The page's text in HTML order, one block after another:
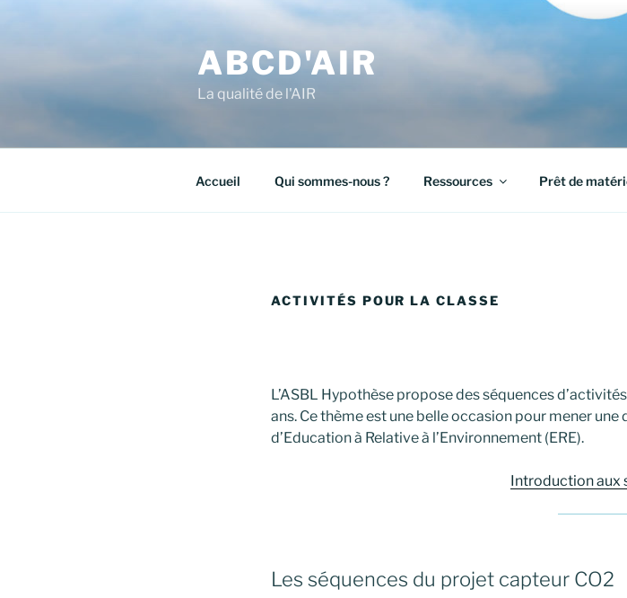
ABCD'AIR
La qualité de l'AIR
Accueil Qui sommes-nous ? Ressources Prêt de
ACTIVITÉS POUR LA CLASSE
L’ASBL Hypothèse propose des séquences
ans. Ce thème est une belle occasion pour mener
d’Education à Relative à l’Environnement (ERE).
Introduction aux
Les séquences du projet capteur CO2